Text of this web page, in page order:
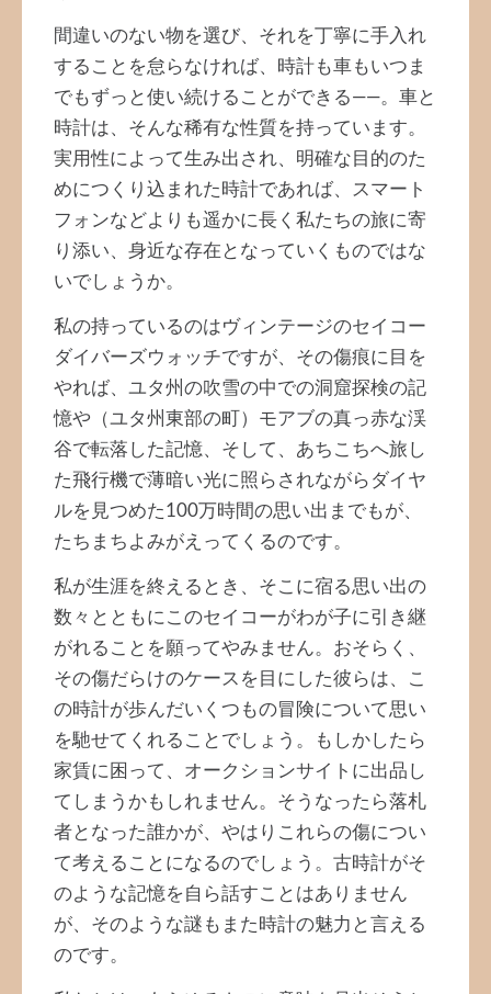
間違いのない物を選び、それを丁寧に手入れ
することを怠らなければ、時計も車もいつま
でもずっと使い続けることができる――。車と
時計は、そんな稀有な性質を持っています。
実用性によって生み出され、明確な目的のた
めにつくり込まれた時計であれば、スマート
フォンなどよりも遥かに長く私たちの旅に寄
り添い、身近な存在となっていくものではな
いでしょうか。
私の持っているのはヴィンテージのセイコー
ダイバーズウォッチですが、その傷痕に目を
やれば、ユタ州の吹雪の中での洞窟探検の記
憶や（ユタ州東部の町）モアブの真っ赤な渓
谷で転落した記憶、そして、あちこちへ旅し
た飛行機で薄暗い光に照らされながらダイヤ
ルを見つめた100万時間の思い出までもが、
たちまちよみがえってくるのです。
私が生涯を終えるとき、そこに宿る思い出の
数々とともにこのセイコーがわが子に引き継
がれることを願ってやみません。おそらく、
その傷だらけのケースを目にした彼らは、こ
の時計が歩んだいくつもの冒険について思い
を馳せてくれることでしょう。もしかしたら
家賃に困って、オークションサイトに出品し
てしまうかもしれません。そうなったら落札
者となった誰かが、やはりこれらの傷につい
て考えることになるのでしょう。古時計がそ
のような記憶を自ら話すことはありません
が、そのような謎もまた時計の魅力と言える
のです。